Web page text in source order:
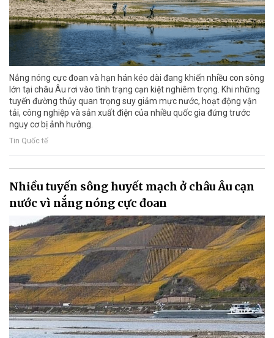
Nắng nóng cực đoan và hạn hán kéo dài đang khiến nhiều con sông
lớn tại châu Âu rơi vào tình trạng cạn kiệt nghiêm trọng. Khi những
tuyến đường thủy quan trọng suy giảm mực nước, hoạt động vận
tải, công nghiệp và sản xuất điện của nhiều quốc gia đứng trước
nguy cơ bị ảnh hưởng.
Tin Quốc tế
Nhiều tuyến sông huyết mạch ở châu Âu cạn
nước vì nắng nóng cực đoan